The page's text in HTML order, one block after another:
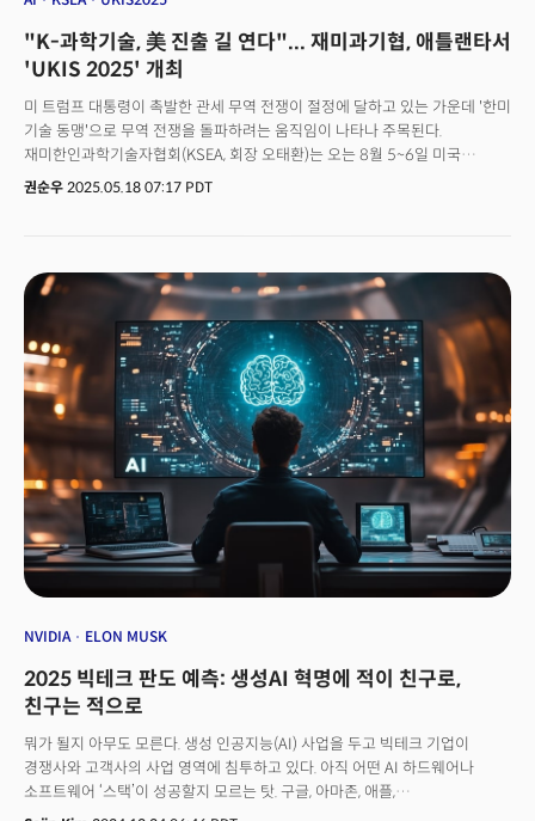
where the headquarters of Fortune 500 companies such as Coca-
Cola, Delta Air Lines, and Home Depot are located.Against this
is attracting attention as a region with excellent conditions for
Korean companies to enter and grow, such as a strong Korean
community, a business-friendly policy environment, and the
presence of various academic institutions.
"K-과학기술, 美 진출 길 연다"... 재미과기협, 애틀랜타서
'UKIS 2025' 개최
미 트럼프 대통령이 촉발한 관세 무역 전쟁이 절정에 달하고 있는 가운데 '한미
기술 동맹'으로 무역 전쟁을 돌파하려는 움직임이 나타나 주목된다.
재미한인과학기술자협회(KSEA, 회장 오태환)는 오는 8월 5~6일 미국
조지아주 애틀랜타에서 '유키스(US-Korea Industry Showcase, UKIS)
역할을 표방하는 이번 행사는 기술 전시, 비즈니스 미팅, 기업 피칭, 네트워킹,
투자 포럼, 쇼케이스 등이 어우러진 종합 산업 박람회로 진행된다. 미국의 한인
과학자들이 직접 나서 한국의 혁신 기술 기업의 미국 진출과 투자를 적극
지원할 수 있게 된 것. 한국의 중소·중견기업과 스타트업, 지자체 등 30여 개
기관이 참가해 미국 시장 진출의 교두보를 마련할 것으로 기대를 모으고 있다.
특히 행사 개최지인 애틀랜타는 현대자동차그룹, SK온, 한화큐셀 등 주요 한국
기술 기업이 대규모 투자로 북미 거점으로 삼은 전략적 요충지다. 물류와 제조,
에너지, 첨단 산업 분야에서의 접근성이 뛰어나며, 코카콜라, 델타항공, 홈디포
등 포춘 500대 미국 기업 본사가 집결한 미국 남동부의 경제 수도로 평가받고
있다.이러한 배경에서 애틀랜타는 글로벌 혁신 도시로 빠르게 부상하고
있으며, 탄탄한 한인 커뮤니티, 친기업적 정책 환경, 다양한 학술기관의 존재 등
한국 기업의 진출과 성장에 최적화된 조건을 두루 갖춘 지역으로 주목받고
있다.
권순우 2025.05.18 07:17 PDT
NVIDIA ELON MUSK
2025 빅테크 판도 예측: 생성AI 혁명에 적이 친구로,
친구는 적으로
뭐가 될지 아무도 모른다. 생성 인공지능(AI) 사업을 두고 빅테크 기업이
경쟁사와 고객사의 사업 영역에 침투하고 있다. 아직 어떤 AI 하드웨어나
소프트웨어 ‘스택’이 성공할지 모르는 탓. 구글, 아마존, 애플,
마이크로소프트가 지난 15년 동안 지금의 빅테크가 되기까지 클라우드,